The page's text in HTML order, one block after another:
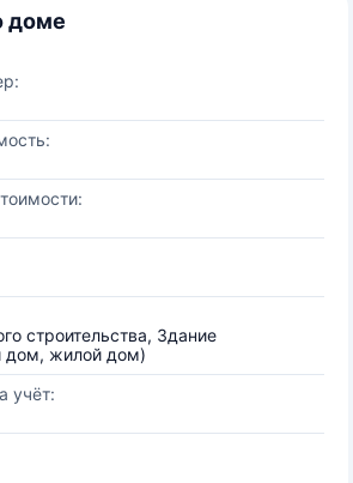
доме
строительства, Здание
дом, жилой дом)
учёт: